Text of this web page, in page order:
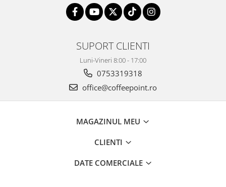
SUPORT CLIENTI
Luni-Vineri 8:00 - 17:00
0753319318
office@coffeepoint.ro
MAGAZINUL MEU
CLIENTI
DATE COMERCIALE